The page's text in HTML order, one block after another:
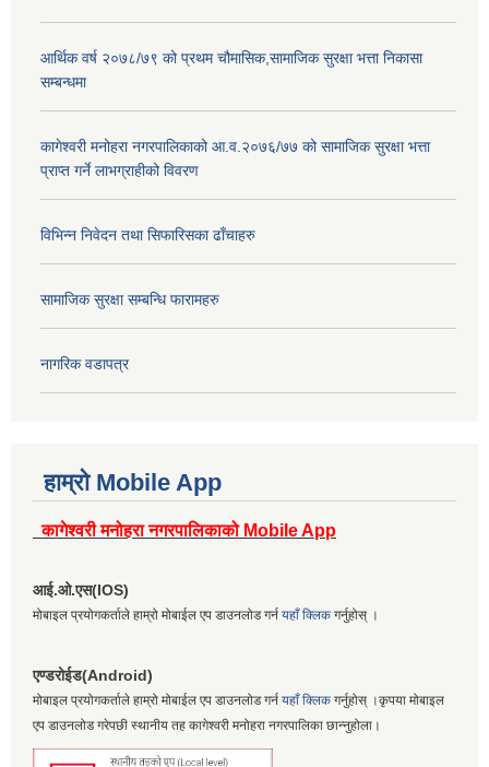
आर्थिक वर्ष २०७८/७९ को प्रथम चौमासिक,सामाजिक सुरक्षा भत्ता निकासा
सम्बन्धमा
कागेश्वरी मनोहरा नगरपालिकाको आ.व.२०७६/७७ को सामाजिक सुरक्षा भत्ता
प्राप्त गर्ने लाभग्राहीको विवरण
विभिन्न निवेदन तथा सिफारिसका ढाँचाहरु
सामाजिक सुरक्षा सम्बन्धि फारामहरु
नागरिक वडापत्र
हाम्रो Mobile App
कागेश्वरी मनोहरा नगरपालिकाको Mobile App
आई.ओ.एस(IOS)
मोबाइल प्रयोगकर्ताले हाम्रो मोबाईल एप डाउनलोड गर्न यहाँ क्लिक गर्नुहोस् ।
एण्डरोईड(Android)
मोबाइल प्रयोगकर्ताले हाम्रो मोबाईल एप डाउनलोड गर्न यहाँ क्लिक गर्नुहोस् ।कृपया मोबाइल
एप डाउनलोड गरेपछी स्थानीय तह कागेश्वरी मनोहरा नगरपालिका छान्नुहोला।